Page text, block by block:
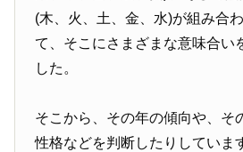
(木、火、土、金、水)が組み合
て、そこにさまざまな意味合い
した。
そこから、その年の傾向や、そ
性格などを判断したりしていま